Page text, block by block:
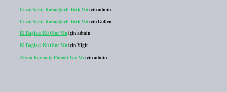
Cevat Şakir Kabaağaçlı Türk Müiçinadmin
Cevat Şakir Kabaağaçlı Türk MüiçinGülten
Ki Bağlacı Kü Olur Muiçinadmin
Ki Bağlacı Kü Olur MuiçinYiğit
Afyon Kaymağı Patenti Var Mı içinadmin